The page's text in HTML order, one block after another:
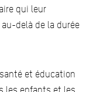
qui leur
delà de la durée
et éducation